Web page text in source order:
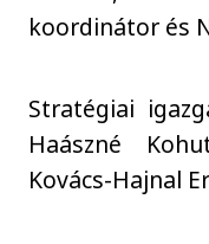
koordinátor és
Stratégiai
Haászné
Kovács-Hajnal